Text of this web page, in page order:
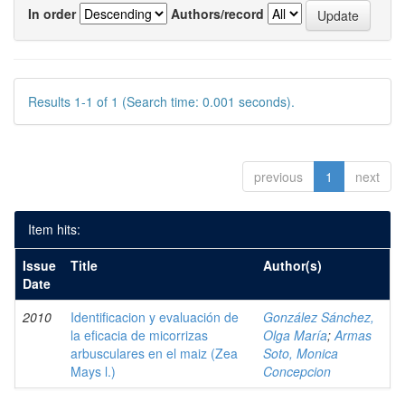
In order
Authors/record
Results 1-1 of 1 (Search time: 0.001 seconds).
previous 1 next
Item hits:
Issue
Date
Title Author(s)
2010
Identificacion y evaluación de
la eficacia de micorrizas
arbusculares en el maiz (Zea
Mays l.)
González Sánchez,
Olga María;Armas
Soto, Monica
Concepcion